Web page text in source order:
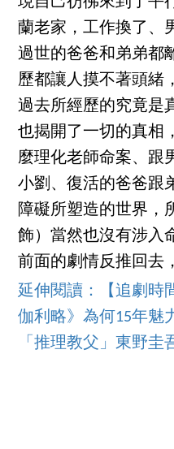
蘭老家，工作換了、
過世的爸爸和弟弟都
歷都讓人摸不著頭緒
過去所經歷的究竟是
也揭開了一切的真相
麼理化老師命案、跟
小劉、復活的爸爸跟
障礙所塑造的世界，
飾）當然也沒有涉入
前面的劇情反推回去
延伸閱讀：【追劇時
伽利略》為何15年魅
「推理教父」東野圭